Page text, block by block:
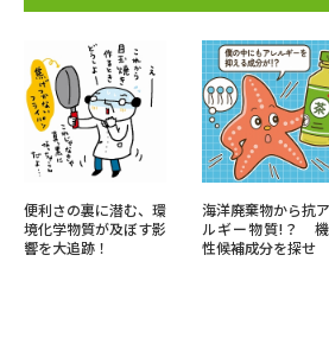
便利さの裏に潜む、環
境化学物質が及ぼす影
響を大追跡！
海洋廃棄物から抗
ルギー物質!？
性候補成分を探せ